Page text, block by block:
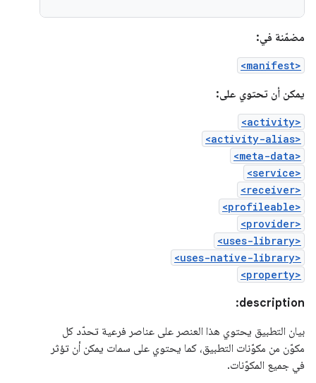
مضمّنة في:
<manifest>
يمكن أن تحتوي على:
<activity>
<activity-alias>
<meta-data>
<service>
<receiver>
<profileable>
<provider>
<uses-library>
<uses-native-library>
<property>
description:
بيان التطبيق يحتوي هذا العنصر على عناصر فرعية تحدّد كل
مكوّن من مكوّنات التطبيق، كما يحتوي على سمات يمكن أن تؤثر
في جميع المكوّنات.